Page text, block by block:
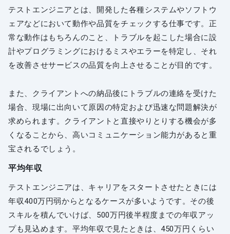
テストエンジニアとは、開発した各種システムやソフトウ
ェアなどにおいて動作や品質をチェックする仕事です。正
常な動作はもちろんのこと、トラブルを起こした場合に設
計やプログラミングにおけるミスやエラーを特定し、それ
を改善させサービスの品質を向上させることが目的です。
また、クライアントへの納品後にトラブルの連絡を受けた
場合、現場に出向いて原因の特定および迅速な問題解決が
求められます。クライアントと直接やりとりする機会が多
くなることから、高いコミュニケーション能力があると重
宝されるでしょう。
平均年収
テストエンジニアは、キャリアをスタートさせたときには
年収400万円弱からとなるケースが多いようです。その後
スキルを積んでいけば、500万円後半程度までの年収アッ
プも見込めます。平均年収で見たときは、450万円くらい